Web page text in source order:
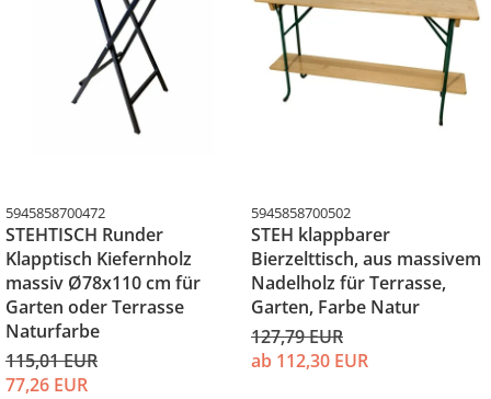
5945858700472
STEHTISCH Runder
Klapptisch Kiefernholz
massiv Ø78x110 cm für
Garten oder Terrasse
Naturfarbe
115,01 EUR
77,26 EUR
5945858700502
STEH klappbarer
Bierzelttisch, aus massivem
Nadelholz für Terrasse,
Garten, Farbe Natur
127,79 EUR
ab 112,30 EUR